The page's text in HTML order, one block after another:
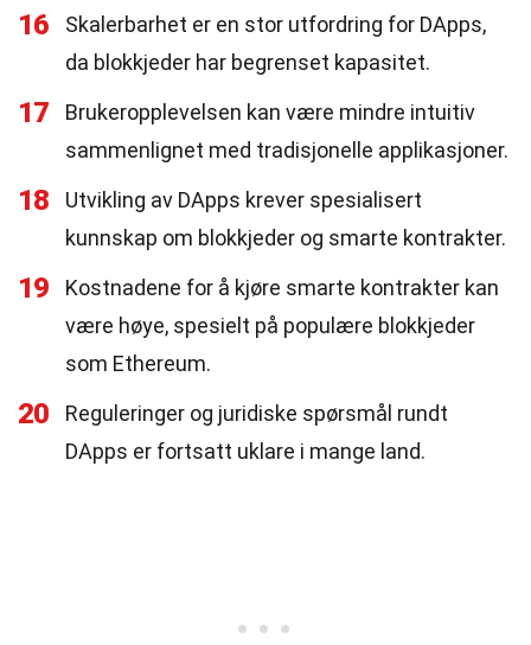
16
Skalerbarhet er en stor utfordring for DApps,
da blokkjeder har begrenset kapasitet.
17
Brukeropplevelsen kan være mindre intuitiv
sammenlignet med tradisjonelle applikasjoner.
18
Utvikling av DApps krever spesialisert
kunnskap om blokkjeder og smarte kontrakter.
19
Kostnadene for å kjøre smarte kontrakter kan
være høye, spesielt på populære blokkjeder
som Ethereum.
20
Reguleringer og juridiske spørsmål rundt
DApps er fortsatt uklare i mange land.